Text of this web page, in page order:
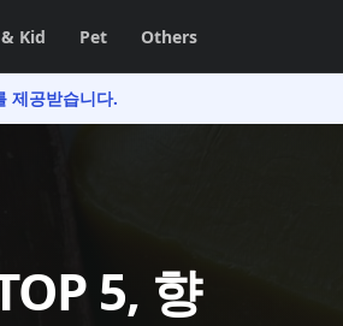
Kid Pet Others
제공받습니다.
5, 향